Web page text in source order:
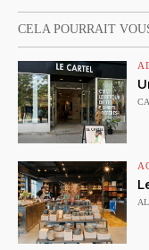
CELA POURRAIT